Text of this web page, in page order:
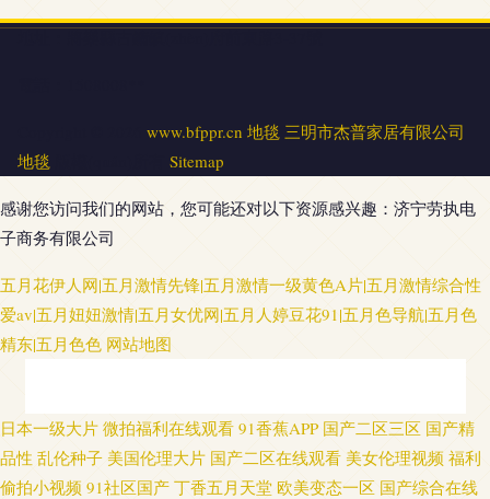
www.bfppr.cn 地毯 三明市杰普家居有限公司
地毯
Sitemap
感谢您访问我们的网站，您可能还对以下资源感兴趣：济宁劳执电
子商务有限公司
五月花伊人网|五月激情先锋|五月激情一级黄色A片|五月激情综合性
爱av|五月妞妞激情|五月女优网|五月人婷豆花91|五月色导航|五月色
精东|五月色色 网站地图
91微拍网 久久艹视频破解 变态另类色 国产欧美日韩另类 老司机激情影院 欧
美一二 香蕉视频在线播放 A片w影院 少妇人妻影院 久久国内精品 日韩另类
日本一级大片 微拍福利在线观看 91香蕉APP 国产二区三区 国产精
品性 乱伦种子 美国伦理大片 国产二区在线观看 美女伦理视频 福利
偷拍小视频 91社区国产 丁香五月天堂 欧美变态一区 国产综合在线